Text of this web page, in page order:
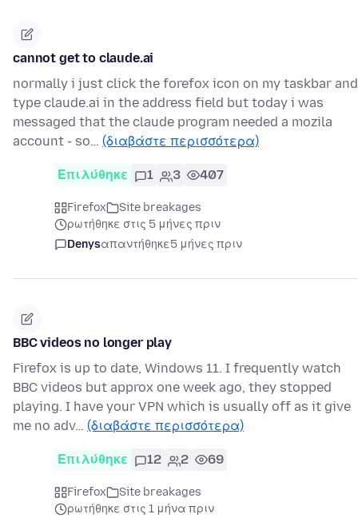
cannot get to claude.ai
normally i just click the forefox icon on my taskbar and
type claude.ai in the address field but today i was
messaged that the claude program needed a mozila
account - so… (διαβάστε περισσότερα)
Επιλύθηκε 1 3 407
Firefox
Site breakages
ρωτήθηκε στις 5 μήνες πριν
Denysαπαντήθηκε5 μήνες πριν
BBC videos no longer play
Firefox is up to date, Windows 11. I frequently watch
BBC videos but approx one week ago, they stopped
playing. I have your VPN which is usually off as it give
me no adv… (διαβάστε περισσότερα)
Επιλύθηκε 12 2 69
Firefox
Site breakages
ρωτήθηκε στις 1 μήνα πριν